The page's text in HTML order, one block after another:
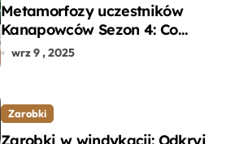
Metamorfozy uczestników
Kanapowców Sezon 4: Co
naprawdę zaskoczyło
wrz 9 , 2025
Zarobki
Zarobki w windykacji: Odkryj